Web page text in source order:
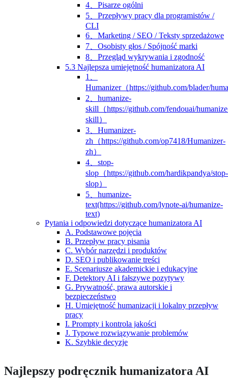
4、Pisarze ogólni
5、Przepływy pracy dla programistów /
CLI
6、Marketing / SEO / Teksty sprzedażowe
7、Osobisty głos / Spójność marki
8、Przegląd wykrywania i zgodność
5.3 Najlepsza umiejętność humanizatora AI
1、
Humanizer（https://github.com/blader/
2、humanize-
skill（https://github.com/fendouai/
skill）
3、Humanizer-
zh（https://github.com/op7418/Humanizer-
zh）
4、stop-
slop（https://github.com/hardikpandya/stop-
slop）
5、humanize-
text(https://github.com/lynote-ai/humanize-
text)
Pytania i odpowiedzi dotyczące humanizatora AI
A. Podstawowe pojęcia
B. Przepływ pracy pisania
C. Wybór narzędzi i produktów
D. SEO i publikowanie treści
E. Scenariusze akademickie i edukacyjne
F. Detektory AI i fałszywe pozytywy
G. Prywatność, prawa autorskie i
bezpieczeństwo
H. Umiejętność humanizacji i lokalny przepływ
pracy
I. Prompty i kontrola jakości
J. Typowe rozwiązywanie problemów
K. Szybkie decyzje
Najlepszy podręcznik humanizatora AI